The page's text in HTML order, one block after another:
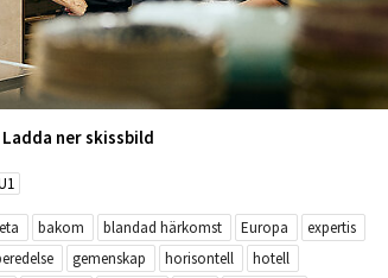
Ladda ner skissbild
bakom blandad härkomst Europa
expertis
gemenskap horisontell
hotell